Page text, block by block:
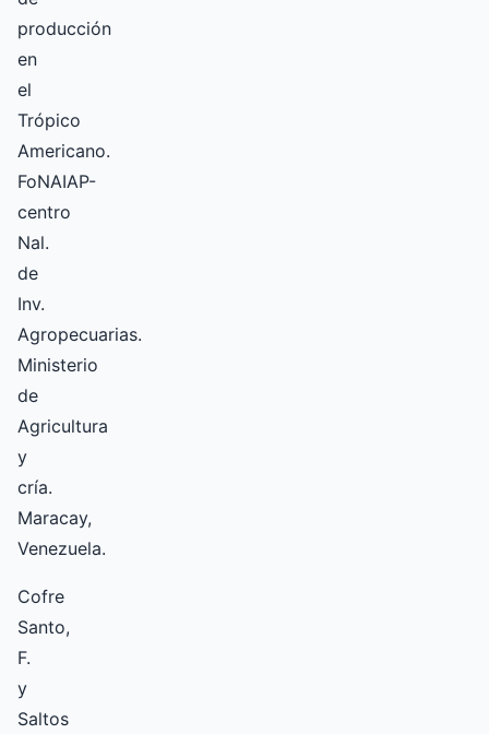
producción
en
el
Trópico
Americano.
FoNAIAP-
centro
Nal.
de
Inv.
Agropecuarias.
Ministerio
de
Agricultura
y
cría.
Maracay,
Venezuela.
Cofre
Santo,
F.
y
Saltos